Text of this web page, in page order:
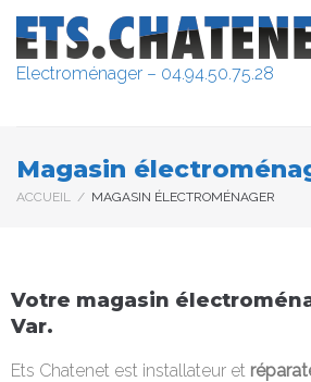
Electroménager – 04.94.50.75.28
Magasin
ACCUEIL / MAGASIN ÉLECTROMÉNAGER
Votre magasin
Var.
Ets Chatenet est installateur et